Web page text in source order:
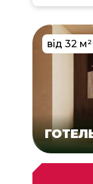
від 32 м²